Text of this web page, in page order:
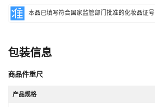
本品已填写符合国家监管部门批准的化妆品证号
包装信息
商品件重尺
产品规格